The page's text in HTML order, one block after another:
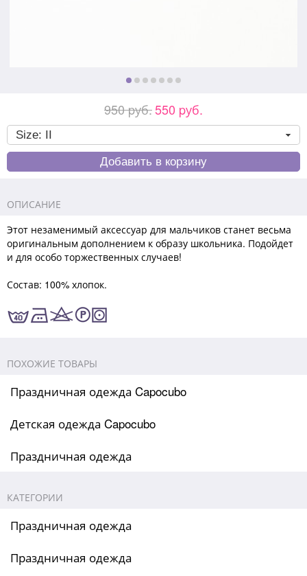
950 pуб.550 pуб.
ОПИСАНИЕ
Этот незаменимый аксессуар для мальчиков станет весьма
оригинальным дополнением к образу школьника. Подойдет
и для особо торжественных случаев!
Состав: 100% хлопок.
ПОХОЖИЕ ТОВАРЫ
Праздничная одежда Capocubo
Детская одежда Capocubo
Праздничная одежда
КАТЕГОРИИ
Праздничная одежда
Праздничная одежда